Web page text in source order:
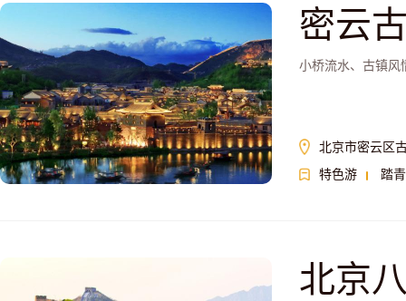
密云
小桥流水、古镇风
北京市密云区
特色游
踏青
北京